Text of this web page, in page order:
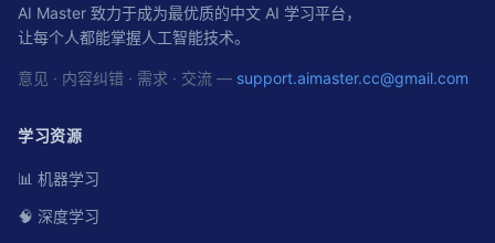
AI Master 致力于成为最优质的中文 AI 学习平台，
让每个人都能掌握人工智能技术。
意见 · 内容纠错 · 需求 · 交流 — support.aimaster.cc@gmail.com
学习资源
📊 机器学习
🧠 深度学习